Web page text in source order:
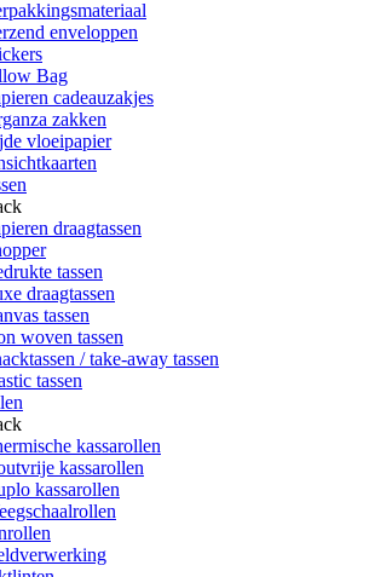
enveloppen
Bag
cadeauzakjes
zakken
vloeipapier
draagtassen
tassen
draagtassen
tassen
woven tassen
/ take-away tassen
tassen
kassarollen
kassarollen
kassarollen